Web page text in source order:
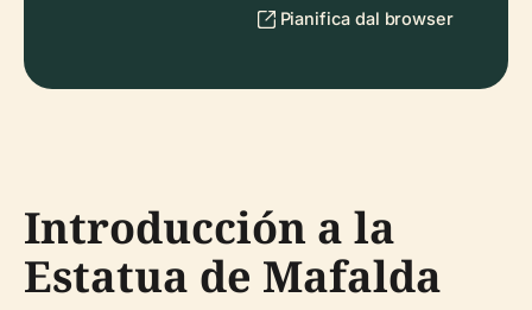
Pianifica dal browser
Introducción a la
Estatua de Mafalda